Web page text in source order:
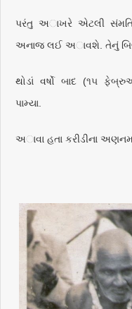
પરંતુ અાખરે એટલી સંમતિ
અનાજ લઈ અાવશે. તેનું બિલ
થોડાં વર્ષો બાદ (૧૫
પામ્યા.
અાવા હતા કરીડીના અણનમ